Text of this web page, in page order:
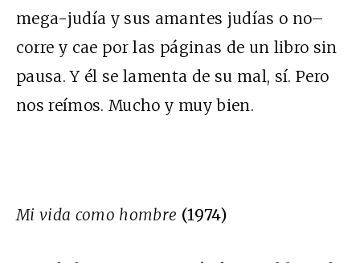
mega-judía y sus amantes judías o no–
corre y cae por las páginas de un libro sin
pausa. Y él se lamenta de su mal, sí. Pero
nos reímos. Mucho y muy bien.
Mi vida como hombre (1974)